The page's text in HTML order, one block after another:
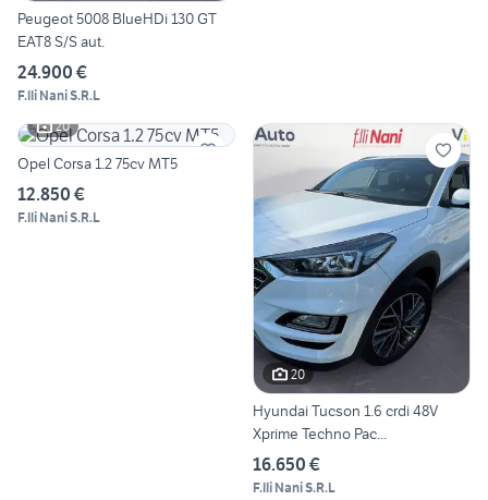
Peugeot 5008 BlueHDi 130 GT
EAT8 S/S aut.
24.900 €
F.lli Nani S.R.L
20
Opel Corsa 1.2 75cv MT5
12.850 €
F.lli Nani S.R.L
20
Hyundai Tucson 1.6 crdi 48V
Xprime Techno Pac...
16.650 €
F.lli Nani S.R.L